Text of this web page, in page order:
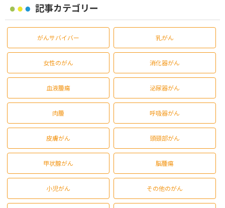
記事カテゴリー
がんサバイバー 乳がん
女性のがん 消化器がん
血液腫瘍 泌尿器がん
肉腫 呼吸器がん
皮膚がん 頭頸部がん
甲状腺がん 脳腫瘍
小児がん その他のがん